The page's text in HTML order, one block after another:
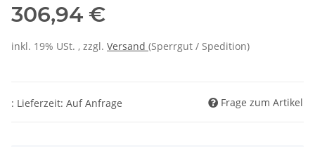
306,94 €
inkl. 19% USt. , zzgl. Versand (Sperrgut / Spedition)
: Lieferzeit: Auf Anfrage Frage zum Artikel